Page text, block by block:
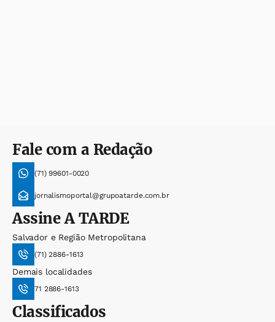
Fale com a Redação
(71) 99601-0020
jornalismoportal@grupoatarde.com.br
AssineA TARDE
Salvador e Região Metropolitana
(71) 2886-1613
Demais localidades
71 2886-1613
Classificados